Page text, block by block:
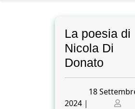
La poesia di
Nicola Di
Donato
Posted
18
2024 |
Posted